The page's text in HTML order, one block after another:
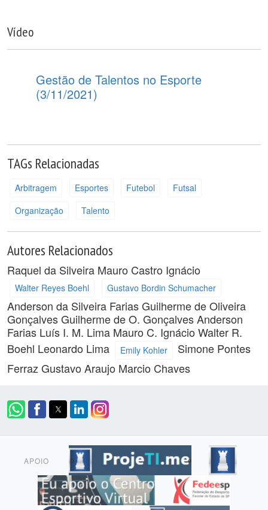
Vídeo
Gestão de Talentos no Esporte
(3/11/2021)
TAGs Relacionadas
Arbitragem Esportes Futebol
Futsal
Organização
Talento
Autores Relacionados
Raquel da Silveira Mauro Castro Ignácio
Walter Reyes Boehl Gustavo Bordin Schumacher
Anderson da Silveira FariasGuilherme de Oliveira
GonçalvesGuilherme de O. GonçalvesAnderson
Farias Luís I. M. Lima Mauro C. Ignácio Walter R.
Boehl Leonardo Lima Emily Kohler
Simone Pontes
Ferraz Gustavo Araujo Marcio Chaves
APOIO